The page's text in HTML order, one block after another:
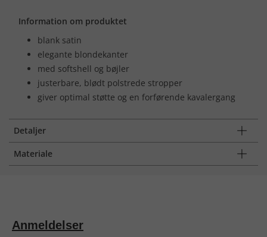
Information om produktet
blank satin
elegante blondekanter
med softshell og bøjler
justerbare, blødt polstrede stropper
giver optimal støtte og en forførende kavalergang
Detaljer
Materiale